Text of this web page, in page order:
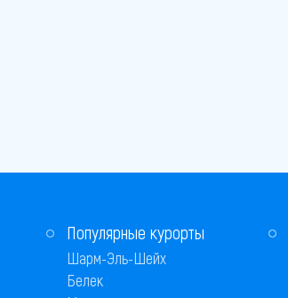
Популярные курорты
Шарм-Эль-Шейх
Белек